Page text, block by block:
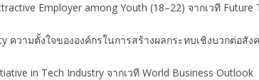
Employer among Youth (18–22) จากเวที Future
ความตั้งใจขององค์กรในการสร้างผลกระทบเชิงบวกต่อ
in Tech Industry จากเวที World Business Outlook